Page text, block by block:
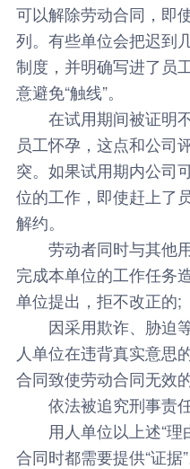
可以解除劳动合同，即
列。有些单位会把迟到
制度，并明确写进了员
意避免“触线”。
在试用期间被证明不
员工怀孕，这点和公司
突。如果试用期内公司
位的工作，即使赶上了
解约。
劳动者同时与其他用
完成本单位的工作任务
单位提出，拒不改正的;
因采用欺诈、胁迫等
人单位在违背真实意思
合同致使劳动合同无效
依法被追究刑事责任
用人单位以上述“理
合同时都需要提供“证